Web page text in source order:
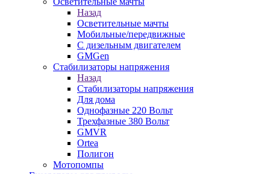
Назад
Осветительные мачты
Мобильные/передвижные
С дизельным двигателем
GMGen
Стабилизаторы напряжения
Назад
Стабилизаторы напряжения
Для дома
Однофазные 220 Вольт
Трехфазные 380 Вольт
GMVR
Ortea
Полигон
Мотопомпы